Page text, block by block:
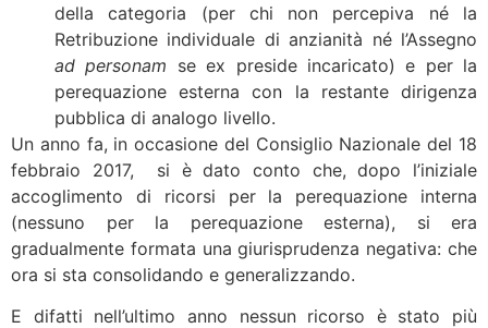
della categoria (per chi non percepiva né la
Retribuzione individuale di anzianità né l’Assegno
ad personam se ex preside incaricato) e per la
perequazione esterna con la restante dirigenza
pubblica di analogo livello.
Un anno fa, in occasione del Consiglio Nazionale del 18
febbraio 2017, si è dato conto che, dopo l’iniziale
accoglimento di ricorsi per la perequazione interna
(nessuno per la perequazione esterna), si era
gradualmente formata una giurisprudenza negativa: che
ora si sta consolidando e generalizzando.
E difatti nell’ultimo anno nessun ricorso è stato più